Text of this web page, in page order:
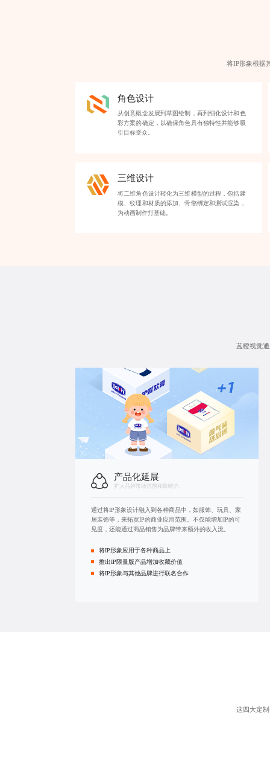
将IP形象根据
角色设计
从创意概念发展到草图绘制，再到细化设计和色
彩方案的确定，以确保角色具有独特性并能够吸
引目标受众。
三维设计
将二维角色设计转化为三维模型的过程，包括建
模、纹理和材质的添加、骨骼绑定和测试渲染，
为动画制作打基础。
蓝橙视觉
产品化延展
扩大品牌市场范围和影响力
通过将IP形象设计融入到各种商品中，如服饰、玩具、家
居装饰等，来拓宽IP的商业应用范围。不仅能增加IP的可
见度，还能通过商品销售为品牌带来额外的收入流。
将IP形象应用于各种商品上
推出IP限量版产品增加收藏价值
将IP形象与其他品牌进行联名合作
这四大定